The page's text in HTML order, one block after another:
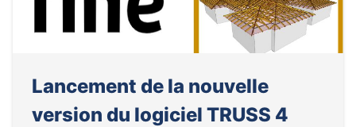
Lancement de la nouvelle
version du logiciel TRUSS 4